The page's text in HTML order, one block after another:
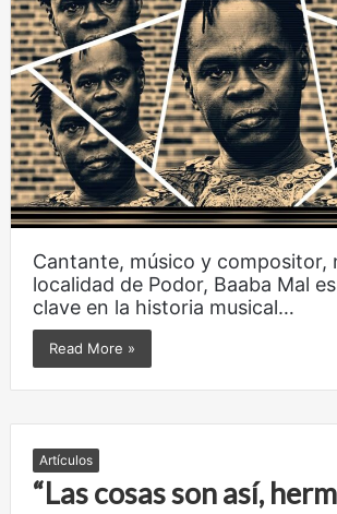
Cantante, músico y compositor,
localidad de Podor, Baaba Mal
clave en la historia musical…
Read More »
Artículos
“Las cosas son así,